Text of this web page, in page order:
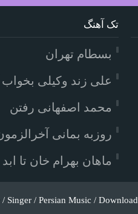
تک آهنگ
بسطام تهران
علی زند وکیلی بخواب
محمد اصفهانی رفتن
روزبه بمانی
ماهان بهرام خان تا ابد
Singer / Persian Music / Download